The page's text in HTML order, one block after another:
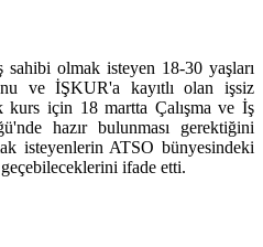
olmak isteyen 18-30 yaşları
ve İŞKUR'a kayıtlı olan işsiz
kurs için 18 martta Çalışma ve İş
hazır bulunması gerektiğini
isteyenlerin ATSO bünyesindeki
ifade etti.